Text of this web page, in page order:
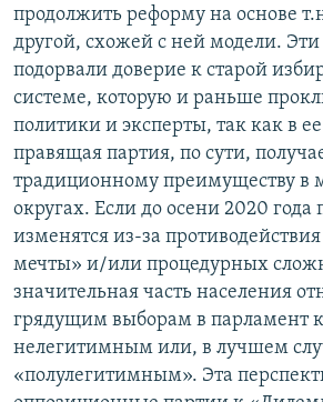
продолжить реформу на основе
другой, схожей с ней модели.
подорвали доверие к старой
системе, которую и раньше
политики и эксперты, так как в
правящая партия, по сути,
традиционному преимуществу в
округах. Если до осени 2020 года
изменятся из-за
мечты» и/или процедурных
значительная часть населения
грядущим выборам в парламент
нелегитимным или, в лучшем
«полулегитимным». Эта